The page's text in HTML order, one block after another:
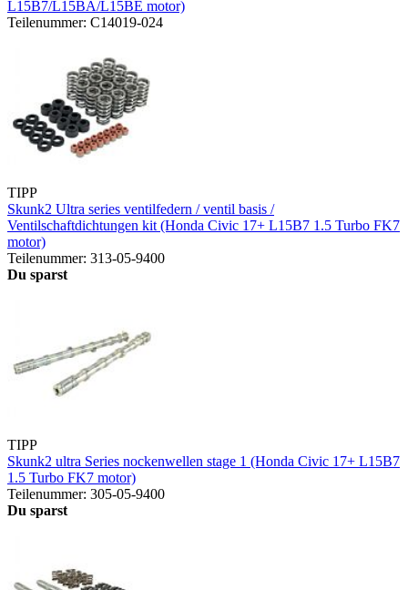
L15B7/L15BA/L15BE motor)
Teilenummer: C14019-024
TIPP
Skunk2 Ultra series ventilfedern / ventil basis /
Ventilschaftdichtungen kit (Honda Civic 17+ L15B7 1.5 Turbo FK7
motor)
Teilenummer: 313-05-9400
Du sparst
TIPP
Skunk2 ultra Series nockenwellen stage 1 (Honda Civic 17+ L15B7
1.5 Turbo FK7 motor)
Teilenummer: 305-05-9400
Du sparst